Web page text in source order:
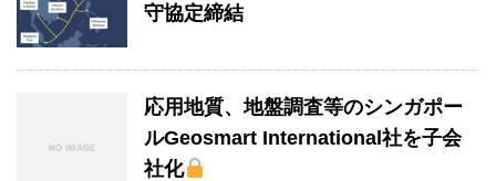
守協定締結
応用地質、地盤調査等のシンガポー
ルGeosmart International社を子会
社化